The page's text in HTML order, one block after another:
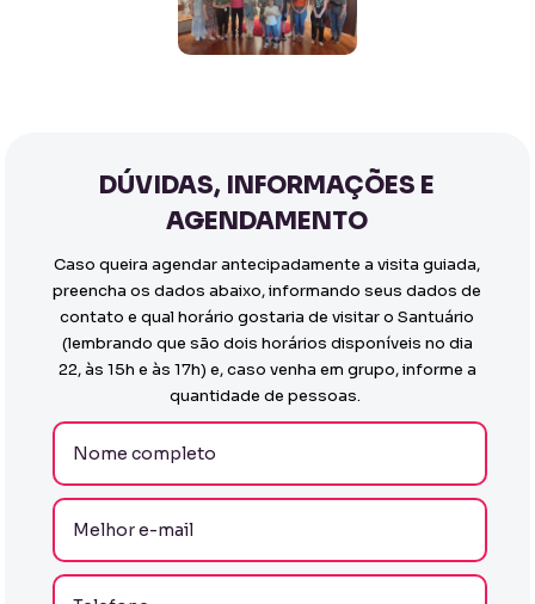
DÚVIDAS, INFORMAÇÕES E
AGENDAMENTO
Caso queira agendar antecipadamente a visita guiada,
preencha os dados abaixo, informando seus dados de
contato e qual horário gostaria de visitar o Santuário
(lembrando que são dois horários disponíveis no dia
22, às 15h e às 17h) e, caso venha em grupo, informe a
quantidade de pessoas.